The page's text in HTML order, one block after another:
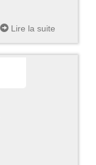
Lire la suite